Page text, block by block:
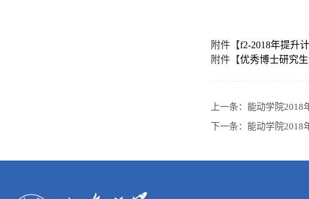
附件【f2-2018年提升
附件【优秀博士研究
上一条： 能动学院2018
下一条： 能动学院2018